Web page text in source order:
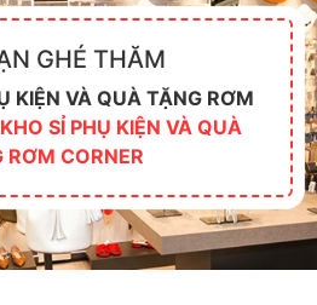
GHÉ THĂM
KIỆN VÀ QUÀ TẶNG RƠM
SỈ PHỤ KIỆN VÀ QUÀ
RƠM CORNER